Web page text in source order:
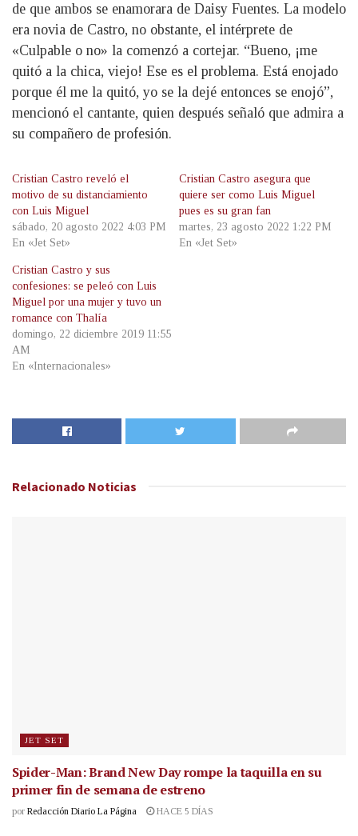
de que ambos se enamorara de Daisy Fuentes. La modelo
era novia de Castro, no obstante, el intérprete de
«Culpable o no» la comenzó a cortejar. “Bueno, ¡me
quitó a la chica, viejo! Ese es el problema. Está enojado
porque él me la quitó, yo se la dejé entonces se enojó”,
mencionó el cantante, quien después señaló que admira a
su compañero de profesión.
Cristian Castro reveló el
motivo de su distanciamiento
con Luis Miguel
sábado, 20 agosto 2022 4:03 PM
En «Jet Set»
Cristian Castro asegura que
quiere ser como Luis Miguel
pues es su gran fan
martes, 23 agosto 2022 1:22 PM
En «Jet Set»
Cristian Castro y sus
confesiones: se peleó con Luis
Miguel por una mujer y tuvo un
romance con Thalía
domingo, 22 diciembre 2019 11:55
AM
En «Internacionales»
Relacionado Noticias
JET SET
Spider-Man: Brand New Day rompe la taquilla en su
primer fin de semana de estreno
por Redacción Diario La Página HACE 5 DÍAS